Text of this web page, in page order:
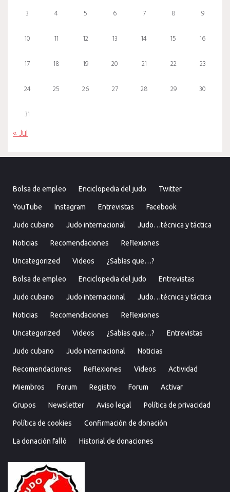
3 4 5 6 7 8 9
10 11 12 13 14 15 16
17 18 19 20 21 22 23
24 25 26 27 28 29 30
31
« Jul
Bolsa de empleo Enciclopedia del judo Twitter
YouTube Instagram Entrevistas Facebook
Judo cubano Judo internacional Judo…técnica y táctica
Noticias Recomendaciones Reflexiones
Uncategorized Videos ¿Sabías que…?
Bolsa de empleo Enciclopedia del judo Entrevistas
Judo cubano Judo internacional Judo…técnica y táctica
Noticias Recomendaciones Reflexiones
Uncategorized Videos ¿Sabías que…? Entrevistas
Judo cubano Judo internacional Noticias
Recomendaciones Reflexiones Videos Actividad
Miembros Forum Registro Forum Activar
Grupos Newsletter Aviso legal Política de privacidad
Política de cookies Confirmación de donación
La donación falló Historial de donaciones